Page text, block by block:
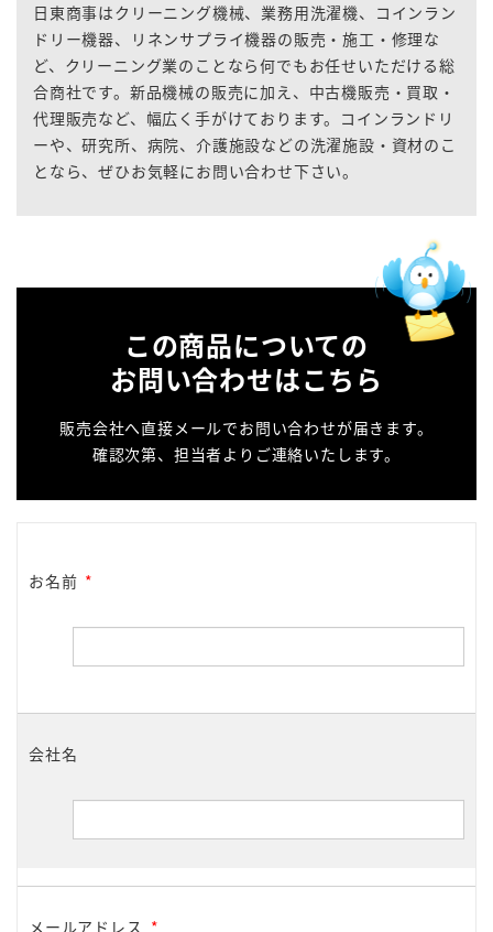
日東商事はクリーニング機械、業務用洗濯機、コインラン
ドリー機器、リネンサプライ機器の販売・施工・修理な
ど、クリーニング業のことなら何でもお任せいただける総
合商社です。新品機械の販売に加え、中古機販売・買取・
代理販売など、幅広く手がけております。コインランドリ
ーや、研究所、病院、介護施設などの洗濯施設・資材のこ
となら、ぜひお気軽にお問い合わせ下さい。
この商品についての
お問い合わせはこちら
販売会社へ直接メールでお問い合わせが届きます。
確認次第、担当者よりご連絡いたします。
お名前 *
会社名
メールアドレス *